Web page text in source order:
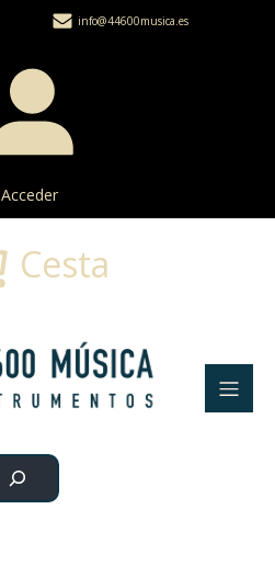
info@44600musica.es
Acceder
Buscar
Cesta